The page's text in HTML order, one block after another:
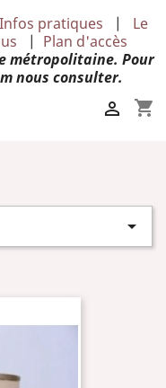
Infos pratiques | Le
| Plan d'accès
métropolitaine. Pour
nous consulter.
shopping_cart

